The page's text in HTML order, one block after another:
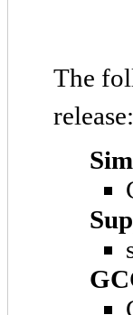
The
release: